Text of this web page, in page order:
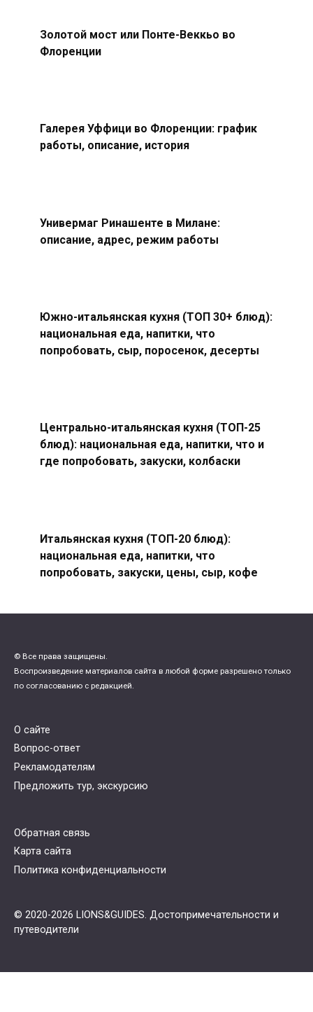
Золотой мост или Понте-Веккьо во
Флоренции
Галерея Уффици во Флоренции: график
работы, описание, история
Универмаг Ринашенте в Милане:
описание, адрес, режим работы
Южно-итальянская кухня (ТОП 30+ блюд):
национальная еда, напитки, что
попробовать, сыр, поросенок, десерты
Центрально-итальянская кухня (ТОП-25
блюд): национальная еда, напитки, что и
где попробовать, закуски, колбаски
Итальянская кухня (ТОП-20 блюд):
национальная еда, напитки, что
попробовать, закуски, цены, сыр, кофе
© Все права защищены.
Воспроизведение материалов сайта в любой форме разрешено только
по согласованию с редакцией.
О сайте
Вопрос-ответ
Рекламодателям
Предложить тур, экскурсию
Обратная связь
Карта сайта
Политика конфиденциальности
© 2020-2026 LIONS&GUIDES. Достопримечательности и
путеводители